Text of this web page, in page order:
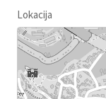
Lokacija